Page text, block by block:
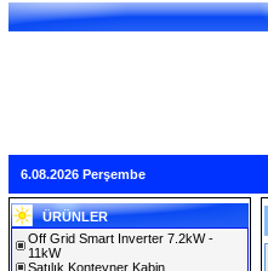
6.08.2026 Perşembe
ÜRÜNLER
Off Grid Smart Inverter 7.2kW -
11kW
Satılık Konteyner Kabin